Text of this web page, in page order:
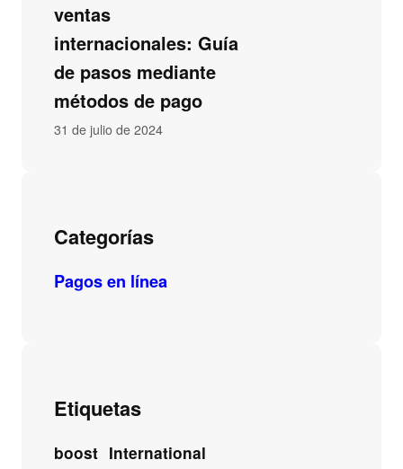
ventas
internacionales: Guía
de pasos mediante
métodos de pago
31 de julio de 2024
Categorías
Pagos en línea
Etiquetas
boost International